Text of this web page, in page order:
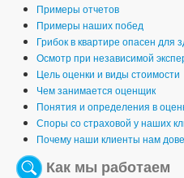
Примеры отчетов
Примеры наших побед
Грибок в квартире опасен для
Осмотр при независимой
Цель оценки и виды стоимости
Чем занимается оценщик
Понятия и определения в
Споры со страховой у наших
Почему наши клиенты нам
Как мы работаем